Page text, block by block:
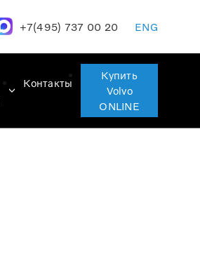
+7(495) 737 00 20 ENG
Контакты
Купить
Volvo
ONLINE